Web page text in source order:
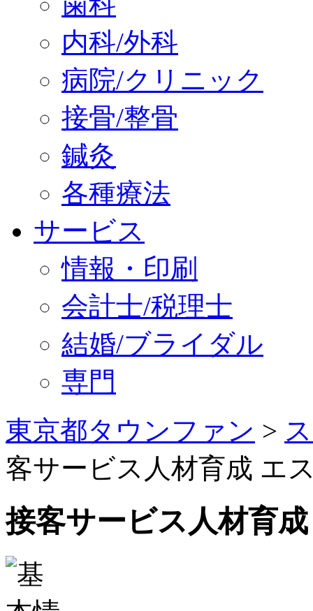
内科/外科
病院/クリニック
接骨/整骨
鍼灸
各種療法
サービス
情報・印刷
会計士/税理士
結婚/ブライダル
専門
東京都タウンファン >
客サービス人材育成 エ
接客サービス人材育